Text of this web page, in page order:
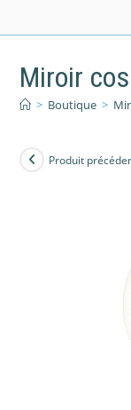
Miroir
> Boutique >
Produit